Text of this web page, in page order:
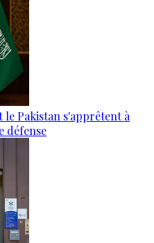
le Pakistan s'apprêtent à
défense